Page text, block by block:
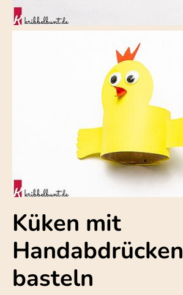
Küken mit
Handabdrücken
basteln